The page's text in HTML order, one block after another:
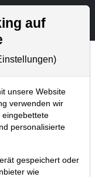
und Artikelsuche
auf
unsere Website
verwenden wir
personalisierte
gespeichert oder
wie